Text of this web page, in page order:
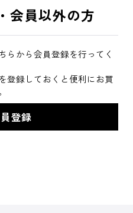
会員以外の方
らから会員登録を行ってく
登録しておくと便利にお買